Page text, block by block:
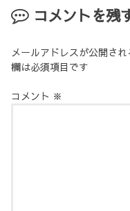
コメントを残
メールアドレスが公開され
欄は必須項目です
コメント ※